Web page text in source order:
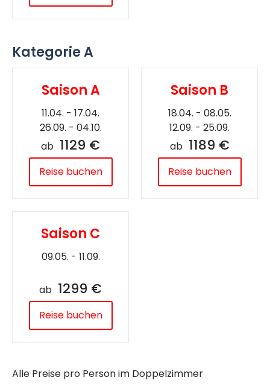
Kategorie A
Saison A
11.04. - 17.04.
26.09. - 04.10.
ab 1129 €
Reise buchen
Saison B
18.04. - 08.05.
12.09. - 25.09.
ab 1189 €
Reise buchen
Saison C
09.05. - 11.09.
ab 1299 €
Reise buchen
Alle Preise pro Person im Doppelzimmer